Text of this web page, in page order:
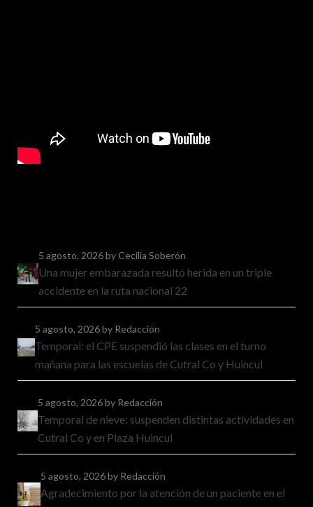
5 agosto, 2026by Cecilia Soberón
Una mujer embarazada resultó herida en un triple
accidente en la ruta nacional 22
5 agosto, 2026by Redacción
Temporal: el CPE suspendió las clases en el turno
mañana para las escuelas de Cutral Co y Huincul
5 agosto, 2026by Redacción
Temporal de nieve: suspenden distintas actividades en
Cutral Co y en Plaza Huincul
5 agosto, 2026by Redacción
Agradecimiento por la atención de un paciente en el